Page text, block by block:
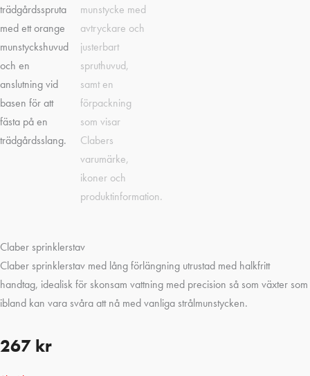
Claber sprinklerstav
Claber sprinklerstav med lång förlängning utrustad med halkfritt
handtag, idealisk för skonsam vattning med precision så som växter som
ibland kan vara svåra att nå med vanliga strålmunstycken.
267 kr